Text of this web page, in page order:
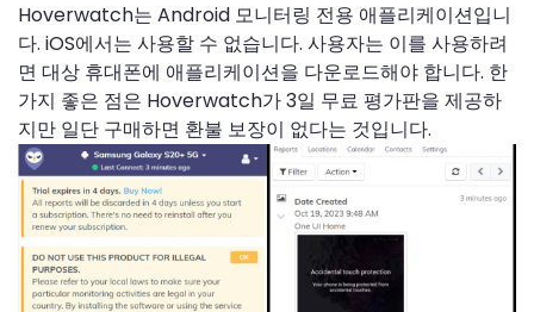
Hoverwatch는 Android 모니터링 전용 애플리케이션입니
다. iOS에서는 사용할 수 없습니다. 사용자는 이를 사용하려
면 대상 휴대폰에 애플리케이션을 다운로드해야 합니다. 한
가지 좋은 점은 Hoverwatch가 3일 무료 평가판을 제공하
지만 일단 구매하면 환불 보장이 없다는 것입니다.